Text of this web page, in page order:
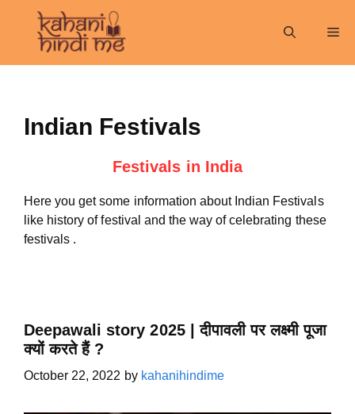
Indian Festivals
Festivals in India
Here you get some information about Indian Festivals
like history of festival and the way of celebrating these
festivals .
Deepawali story 2025 | दीपावली पर लक्ष्मी पूजा
क्यों करते हैं ?
October 22, 2022 by kahanihindime